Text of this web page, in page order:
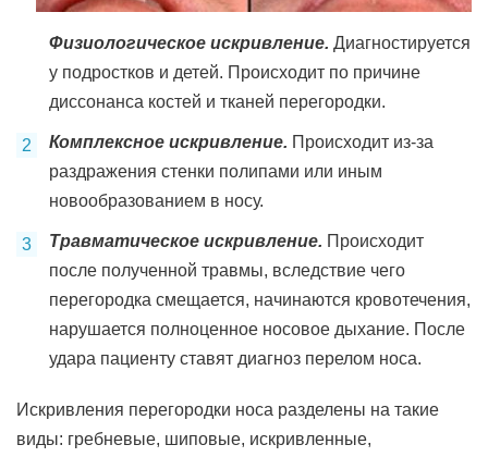
Физиологическое искривление. Диагностируется
у подростков и детей. Происходит по причине
диссонанса костей и тканей перегородки.
Комплексное искривление. Происходит из-за
раздражения стенки полипами или иным
новообразованием в носу.
Травматическое искривление. Происходит
после полученной травмы, вследствие чего
перегородка смещается, начинаются кровотечения,
нарушается полноценное носовое дыхание. После
удара пациенту ставят диагноз перелом носа.
Искривления перегородки носа разделены на такие
виды: гребневые, шиповые, искривленные,